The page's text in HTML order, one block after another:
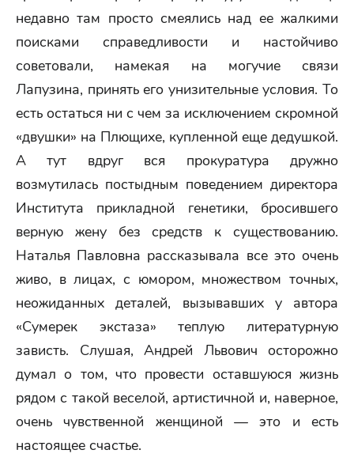
недавно там просто смеялись над ее жалкими
поисками справедливости и настойчиво
советовали, намекая на могучие связи
Лапузина, принять его унизительные условия. То
есть остаться ни с чем за исключением скромной
«двушки» на Плющихе, купленной еще дедушкой.
А тут вдруг вся прокуратура дружно
возмутилась постыдным поведением директора
Института прикладной генетики, бросившего
верную жену без средств к существованию.
Наталья Павловна рассказывала все это очень
живо, в лицах, с юмором, множеством точных,
неожиданных деталей, вызывавших у автора
«Сумерек экстаза» теплую литературную
зависть. Слушая, Андрей Львович осторожно
думал о том, что провести оставшуюся жизнь
рядом с такой веселой, артистичной и, наверное,
очень чувственной женщиной — это и есть
настоящее счастье.